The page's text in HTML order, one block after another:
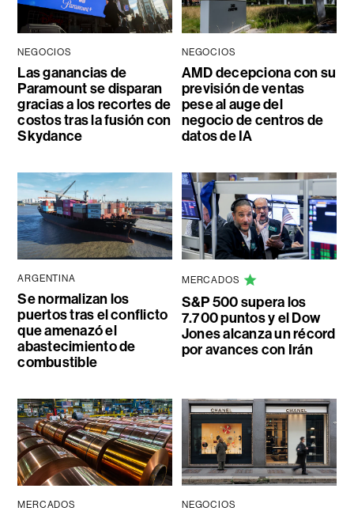
NEGOCIOS
Las ganancias de
Paramount se disparan
gracias a los recortes de
costos tras la fusión con
Skydance
NEGOCIOS
AMD decepciona con su
previsión de ventas
pese al auge del
negocio de centros de
datos de IA
ARGENTINA
Se normalizan los
puertos tras el conflicto
que amenazó el
abastecimiento de
combustible
MERCADOS
S&P 500 supera los
7.700 puntos y el Dow
Jones alcanza un récord
por avances con Irán
MERCADOS NEGOCIOS